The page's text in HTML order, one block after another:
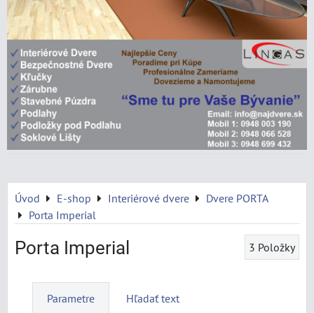
Úvod E-shop Interiérové dvere
Dvere PORTA
Porta Imperial
Porta Imperial 3 Položky
Parametre Hľadať text